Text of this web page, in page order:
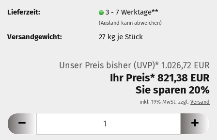
Lieferzeit:
3 - 7 Werktage**
(Ausland kann abweichen)
Versandgewicht: 27 kg je Stück
Unser Preis bisher (UVP)* 1.026,72 EUR
Ihr Preis* 821,38 EUR
Sie sparen 20%
inkl. 19% MwSt. zzgl. Versand